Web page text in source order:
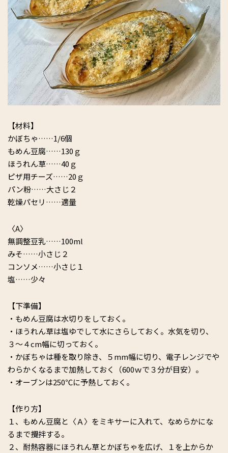
【材料】
かぼちゃ……1/6個
もめん豆腐……130ｇ
ほうれん草……40ｇ
ピザ用チーズ……20ｇ
パン粉……大さじ２
乾燥パセリ……適量
〈A〉
無調整豆乳……100ml
みそ……小さじ２
コンソメ……小さじ１
塩……少々
【下準備】
・もめん豆腐は水切りをしておく。
・ほうれん草は塩ゆでして水にさらしておく。水気を切り、
３～４cm幅に切っておく。
・かぼちゃは種を取り除き、５mm幅に切り、電子レンジでや
わらかくなるまで加熱しておく（600ｗで３分が目安）。
・オーブンは250℃に予熱しておく。
【作り方】
１、もめん豆腐と〈Ａ〉をミキサーに入れて、なめらかにな
るまで攪拌する。
２、耐熱容器にほうれん草とかぼちゃを広げ、１を上からか